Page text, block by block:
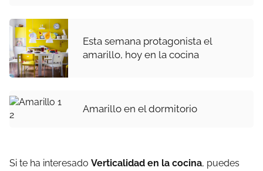
Esta semana protagonista el
amarillo, hoy en la cocina
Amarillo en el dormitorio
Si te ha interesado Verticalidad en la cocina, puedes